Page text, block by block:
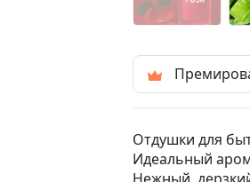
Отдушки для
Идеальный